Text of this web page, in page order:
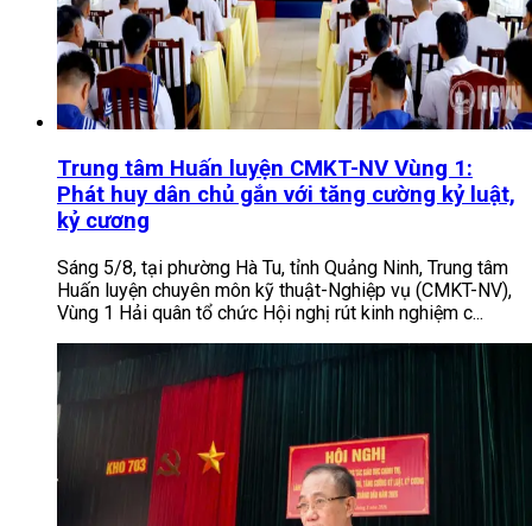
Trung tâm Huấn luyện CMKT-NV Vùng 1:
Phát huy dân chủ gắn với tăng cường kỷ luật,
kỷ cương
Sáng 5/8, tại phường Hà Tu, tỉnh Quảng Ninh, Trung tâm
Huấn luyện chuyên môn kỹ thuật-Nghiệp vụ (CMKT-NV),
Vùng 1 Hải quân tổ chức Hội nghị rút kinh nghiệm c...